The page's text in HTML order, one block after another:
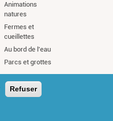
Animations
natures
Fermes et
cueillettes
Au bord de l'eau
Parcs et grottes
Refuser